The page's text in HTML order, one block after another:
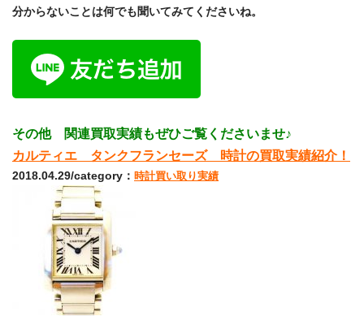
分からないことは何でも聞いてみてくださいね。
その他 関連買取実績もぜひご覧くださいませ♪
カルティエ タンクフランセーズ 時計の買取実績紹介！
2018.04.29/category： 時計買い取り実績